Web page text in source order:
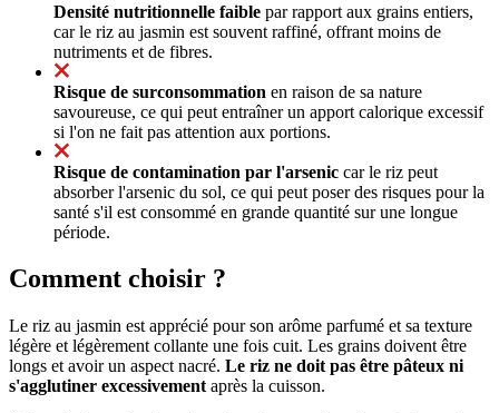
Densité nutritionnelle faible par rapport aux grains entiers,
car le riz au jasmin est souvent raffiné, offrant moins de
nutriments et de fibres.
Risque de surconsommation en raison de sa nature
savoureuse, ce qui peut entraîner un apport calorique excessif
si l'on ne fait pas attention aux portions.
Risque de contamination par l'arsenic car le riz peut
absorber l'arsenic du sol, ce qui peut poser des risques pour la
santé s'il est consommé en grande quantité sur une longue
période.
Comment choisir ?
Le riz au jasmin est apprécié pour son arôme parfumé et sa texture
légère et légèrement collante une fois cuit. Les grains doivent être
longs et avoir un aspect nacré. Le riz ne doit pas être pâteux ni
s'agglutiner excessivement après la cuisson.